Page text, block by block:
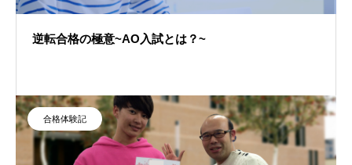
逆転合格の極意~AO入試とは？~
合格体験記